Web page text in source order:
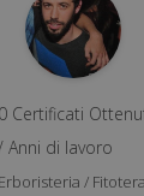
0 Certificati
Anni di lavoro
Erboristeria /